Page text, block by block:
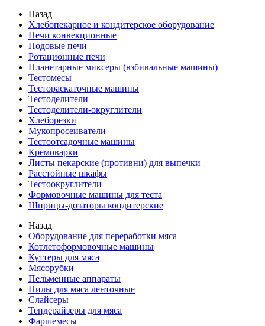
Назад
Хлебопекарное и кондитерское оборудование
Печи конвекционные
Подовые печи
Ротационные печи
Планетарные миксеры (взбивальные машины)
Тестомесы
Тестораскаточные машины
Тестоделители
Тестоделители-округлители
Хлеборезки
Мукопросеиватели
Тестоотсадочные машины
Кремоварки
Листы пекарские (противни) для выпечки
Расстойные шкафы
Тестоокруглители
Формовочные машины для теста
Шприцы-дозаторы кондитерские
Назад
Оборудование для переработки мяса
Котлетоформовочные машины
Куттеры для мяса
Мясорубки
Пельменные аппараты
Пилы для мяса ленточные
Слайсеры
Тендерайзеры для мяса
Фаршемесы